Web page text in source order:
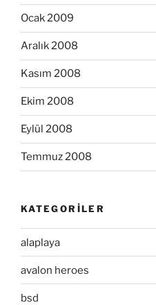
Ocak 2009
Aralık 2008
Kasım 2008
Ekim 2008
Eylül 2008
Temmuz 2008
KATEGORILER
alaplaya
avalon heroes
bsd